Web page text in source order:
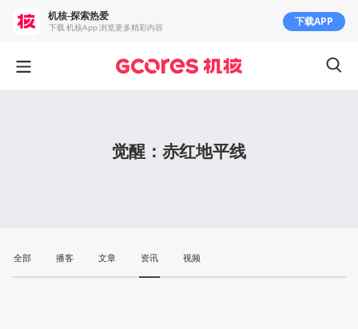
觉醒：赤红地平线
全部 播客 文章 资讯 视频
机核-探索热爱
下载 机核App 浏览更多精彩内容 下载APP